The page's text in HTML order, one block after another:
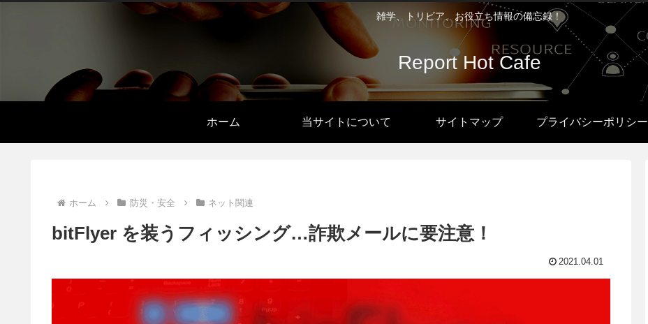
雑学、トリビア、お役立ち情報の備忘録！
Report Hot Cafe
ホーム 当サイトについて サイトマップ プライバシーポリシー
ホーム 防災・安全 ネット関連
bitFlyer を装うフィッシング…詐欺メールに要注意！
2021.04.01